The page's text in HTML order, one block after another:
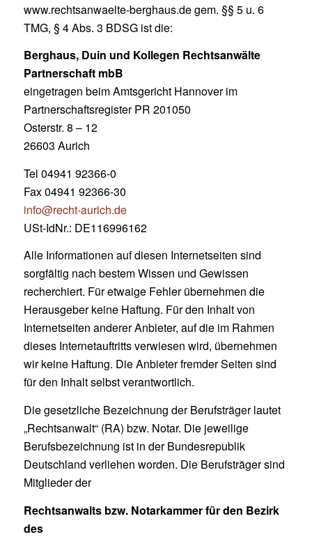
www.rechtsanwaelte-berghaus.de gem. §§ 5 u. 6
TMG, § 4 Abs. 3 BDSG ist die:
Berghaus, Duin und Kollegen Rechtsanwälte
Partnerschaft mbB
eingetragen beim Amtsgericht Hannover im
Partnerschaftsregister PR 201050
Osterstr. 8 – 12
26603 Aurich
Tel 04941 92366-0
Fax 04941 92366-30
info@recht-aurich.de
USt-IdNr.: DE116996162
Alle Informationen auf diesen Internetseiten sind
sorgfältig nach bestem Wissen und Gewissen
recherchiert. Für etwaige Fehler übernehmen die
Herausgeber keine Haftung. Für den Inhalt von
Internetseiten anderer Anbieter, auf die im Rahmen
dieses Internetauftritts verwiesen wird, übernehmen
wir keine Haftung. Die Anbieter fremder Seiten sind
für den Inhalt selbst verantwortlich.
Die gesetzliche Bezeichnung der Berufsträger lautet
„Rechtsanwalt“ (RA) bzw. Notar. Die jeweilige
Berufsbezeichnung ist in der Bundesrepublik
Deutschland verliehen worden. Die Berufsträger sind
Mitglieder der
Rechtsanwalts bzw. Notarkammer für den Bezirk
des